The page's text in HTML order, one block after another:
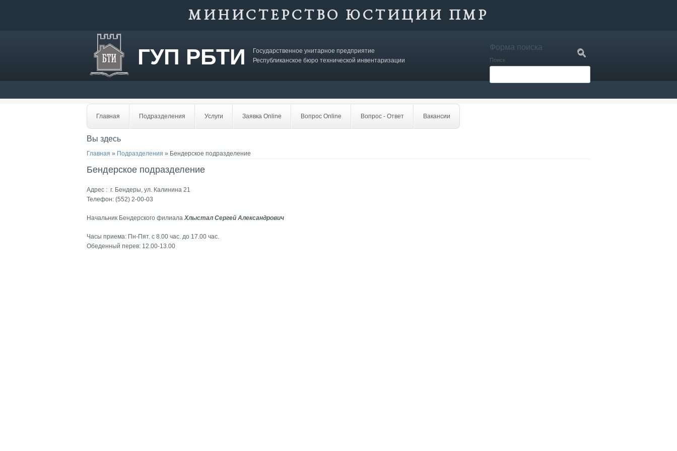
МИНИСТЕРСТВО ЮСТИЦИИ ПМР
ГУП РБТИ
Государственное унитарное предприятие
Республиканское бюро технической инвентаризации
Форма поиска
Поиск
Главная Подразделения Услуги Заявка Online Вопрос Online Вопрос - Ответ Вакансии
Вы здесь
Главная » Подразделения » Бендерское подразделение
Бендерское подразделение
Адрес : г. Бендеры, ул. Калинина 21
Телефон: (552) 2-00-03
Начальник Бендерского филиала Хлыстал Сергей Александрович
Часы приема: Пн-Пят. с 8.00 час. до 17.00 час.
Обеденный перев: 12.00-13.00